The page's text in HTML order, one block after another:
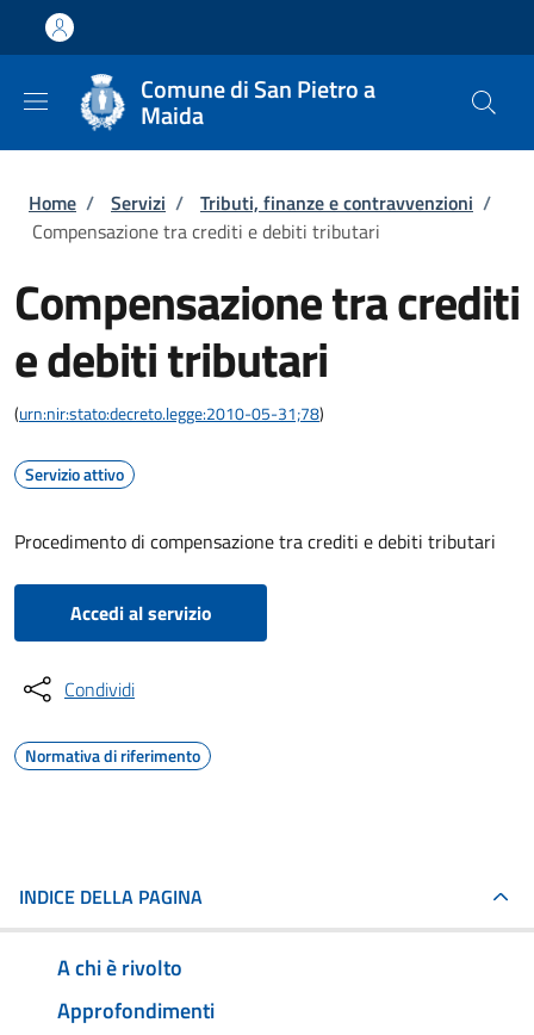
Salta al contenuto principale
Skip to footer content
Comune di San Pietro a
Maida
Briciole di pane
Home / Servizi / Tributi, finanze e contravvenzioni /
Compensazione tra crediti e debiti tributari
Compensazione tra crediti
e debiti tributari
(urn:nir:stato:decreto.legge:2010-05-31;78)
Servizio attivo
Procedimento di compensazione tra crediti e debiti tributari
Accedi al servizio
Condividi
Normativa di riferimento
INDICE DELLA PAGINA
A chi è rivolto
Approfondimenti